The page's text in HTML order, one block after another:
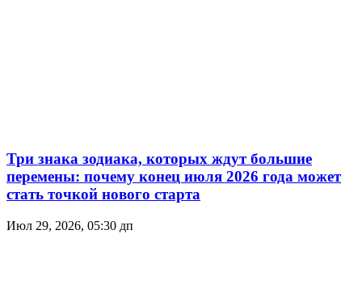
Три знака зодиака, которых ждут большие
перемены: почему конец июля 2026 года может
стать точкой нового старта
Июл 29, 2026, 05:30 дп